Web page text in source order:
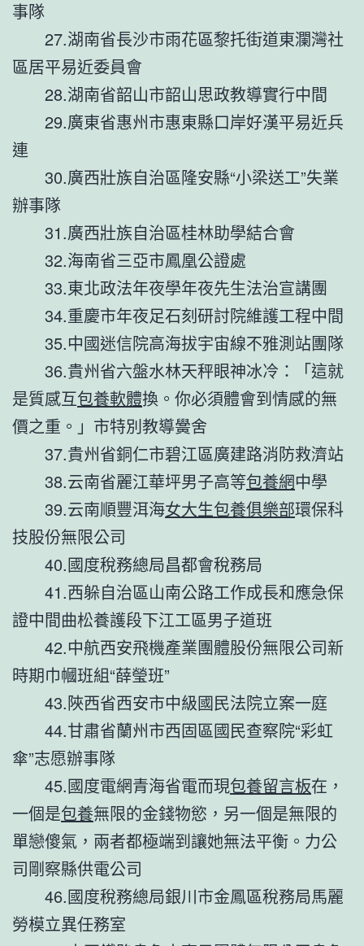
事隊
27.湖南省長沙市雨花區黎托街道東瀾灣社
區居平易近委員會
28.湖南省韶山市韶山思政教導實行中間
29.廣東省惠州市惠東縣口岸好漢平易近兵
連
30.廣西壯族自治區隆安縣“小梁送工”失業
辦事隊
31.廣西壯族自治區桂林助學結合會
32.海南省三亞市鳳凰公證處
33.東北政法年夜學年夜先生法治宣講團
34.重慶市年夜足石刻研討院維護工程中間
35.中國迷信院高海拔宇宙線不雅測站團隊
36.貴州省六盤水林天秤眼神冰冷：「這就
是質感互包養軟體換。你必須體會到情感的無
價之重。」市特別教導黌舍
37.貴州省銅仁市碧江區廣建路消防救濟站
38.云南省麗江華坪男子高等包養網中學
39.云南順豐洱海女大生包養俱樂部環保科
技股份無限公司
40.國度稅務總局昌都會稅務局
41.西躲自治區山南公路工作成長和應急保
證中間曲松養護段下江工區男子道班
42.中航西安飛機產業團體股份無限公司新
時期巾幗班組“薛瑩班”
43.陜西省西安市中級國民法院立案一庭
44.甘肅省蘭州市西固區國民查察院“彩虹
傘”志愿辦事隊
45.國度電網青海省電而現包養留言板在，
一個是包養無限的金錢物慾，另一個是無限的
單戀傻氣，兩者都極端到讓她無法平衡。力公
司剛察縣供電公司
46.國度稅務總局銀川市金鳳區稅務局馬麗
勞模立異任務室